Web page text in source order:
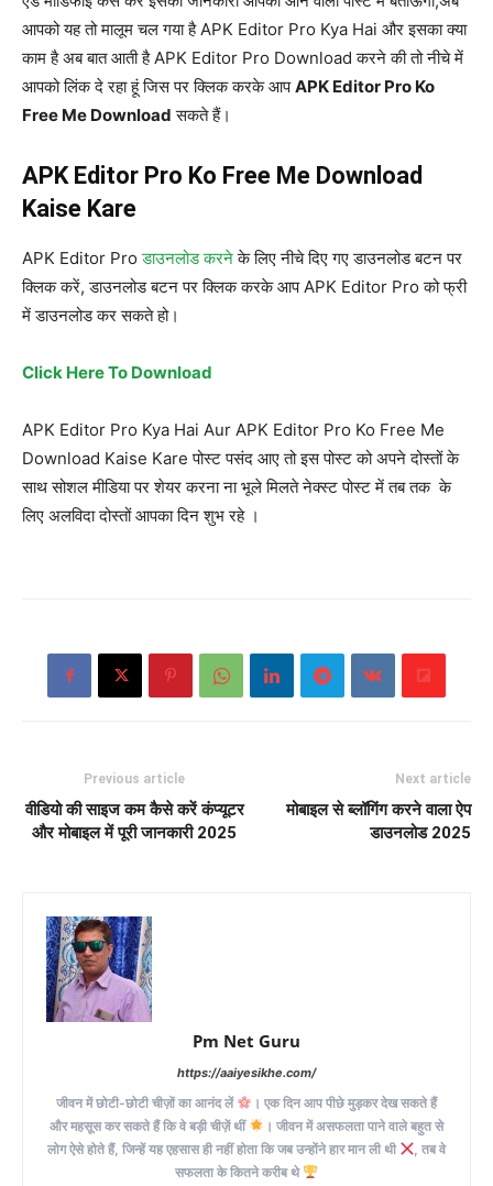
आपको यह तो मालूम चल गया है APK Editor Pro Kya Hai और इसका क्या
काम है अब बात आती है APK Editor Pro Download करने की तो नीचे में
आपको लिंक दे रहा हूं जिस पर क्लिक करके आपAPK Editor Pro Ko
Free Me Download सकते हैं।
APK Editor Pro Ko Free Me Download
Kaise Kare
APK Editor Proडाउनलोड करनेके लिए नीचे दिए गए डाउनलोड बटन पर
क्लिक करें, डाउनलोड बटन पर क्लिक करके आप APK Editor Pro को फ्री
में डाउनलोड कर सकते हो।
Click Here To Download
APK Editor Pro Kya Hai Aur APK Editor Pro Ko Free Me
Download Kaise Kare पोस्ट पसंद आए तो इस पोस्ट को अपने दोस्तों के
साथ सोशल मीडिया पर शेयर करना ना भूले मिलते नेक्स्ट पोस्ट में तब तक के
लिए अलविदा दोस्तों आपका दिन शुभ रहे ।
Previous article
वीडियो की साइज कम कैसे करें कंप्यूटर
और मोबाइल में पूरी जानकारी 2025
Next article
मोबाइल से ब्लॉगिंग करने वाला ऐप
डाउनलोड 2025
Pm Net Guru
https://aaiyesikhe.com/
जीवन में छोटी-छोटी चीज़ों का आनंद लें
। एक दिन आप पीछे मुड़कर देख सकते हैं
और महसूस कर सकते हैं कि वे बड़ी चीज़ें थीं
। जीवन में असफलता पाने वाले बहुत से
लोग ऐसे होते हैं, जिन्हें यह एहसास ही नहीं होता कि जब उन्होंने हार मान ली थी
, तब वे
सफलता के कितने करीब थे